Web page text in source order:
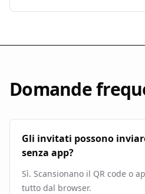
Domande
Gli invitati possono
senza app?
Sì. Scansionano il QR code o
tutto dal browser.